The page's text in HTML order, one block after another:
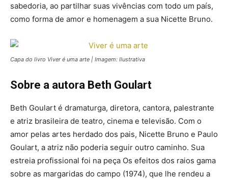
sabedoria, ao partilhar suas vivências com todo um país,
como forma de amor e homenagem a sua Nicette Bruno.
Capa do livro Viver é uma arte | Imagem: Ilustrativa
Sobre a autora Beth Goulart
Beth Goulart é dramaturga, diretora, cantora, palestrante
e atriz brasileira de teatro, cinema e televisão. Com o
amor pelas artes herdado dos pais, Nicette Bruno e Paulo
Goulart, a atriz não poderia seguir outro caminho. Sua
estreia profissional foi na peça Os efeitos dos raios gama
sobre as margaridas do campo (1974), que lhe rendeu a